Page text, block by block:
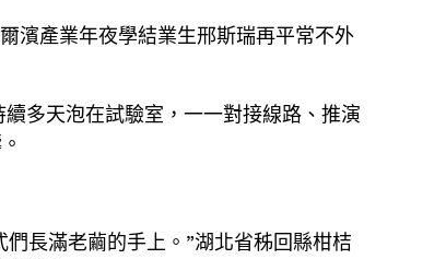
濱產業年夜學結業生邢斯瑞再平常不外
多天泡在試驗室，一一對接線路、推演
們長滿老繭的手上。”湖北省秭回縣柑桔